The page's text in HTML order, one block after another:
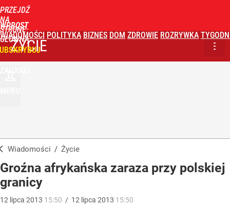
PRZEJDŹ
NA
STRONĘ
GŁÓWNĄ
WPROST
WIADOMOŚCI POLITYKA BIZNES DOM ZDROWIE ROZRYWKA
ŻYCIE
Wiadomości / Życie
Groźna afrykańska zaraza przy polskiej
granicy
12 lipca 2013 15:50 / 12 lipca 2013 15:50